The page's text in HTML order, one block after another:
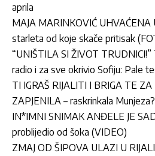
aprila
MAJA MARINKOVIĆ UHVAĆENA
starleta od koje skače pritisak
“UNIŠTILA SI ŽIVOT
radio i za sve okrivio Sofiju: Pale
TI IGRAŠ RIJALITI I BRIGA TE
ZAPJENILA – raskrinkala
IN*IMNI SNIMAK ANĐELE JE
problijedio od šoka (VIDEO)
ZMAJ OD ŠIPOVA ULAZI U